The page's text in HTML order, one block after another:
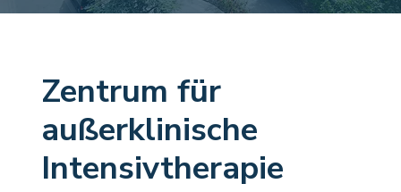
Zentrum für
außerklinische
Intensivtherapie